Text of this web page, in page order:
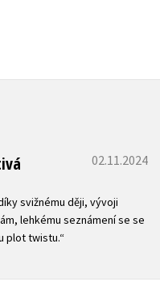
02.11.2024
svižnému ději, vývoji
lehkému seznámení se se
plot twistu.“